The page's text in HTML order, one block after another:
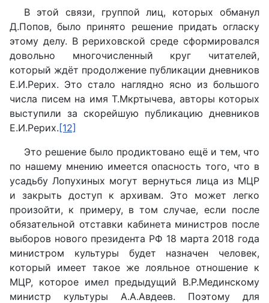
В этой связи, группой лиц, которых обманул
Д.Попов, было принято решение придать огласку
этому делу. В рериховской среде сформировался
довольно многочисленный круг читателей,
который ждёт продолжение публикации дневников
Е.И.Рерих. Это стало наглядно ясно из большого
числа писем на имя Т.Мкртычева, авторы которых
выступили за скорейшую публикацию дневников
Е.И.Рерих.[12]
Это решение было продиктовано ещё и тем, что
по нашему мнению имеется опасность того, что в
усадьбу Лопухиных могут вернуться лица из МЦР
и закрыть доступ к архивам. Это может легко
произойти, к примеру, в том случае, если после
обязательной отставки кабинета министров после
выборов нового президента РФ 18 марта 2018 года
министром культуры будет назначен человек,
который имеет такое же лояльное отношение к
МЦР, которое имел предыдущий В.Р.Мединскому
министр культуры А.А.Авдеев. Поэтому для